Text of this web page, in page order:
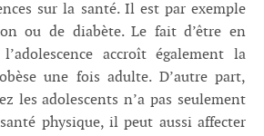
sur la santé. Il est par exemple
ou de diabète. Le fait d’être en
accroît également la
une fois adulte. D’autre part,
les adolescents n’a pas seulement
physique, il peut aussi affecter